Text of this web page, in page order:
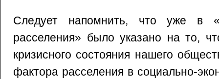
Следует напомнить, что уже в
расселения» было указано на то,
кризисного состояния нашего
фактора расселения в социально-